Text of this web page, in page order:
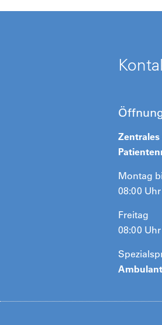
Montag
08:00
Freitag
08:00